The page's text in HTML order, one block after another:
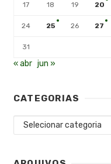
17 18 19 20
24 25 26 27
31
« abr jun »
CATEGORIAS
Categorias